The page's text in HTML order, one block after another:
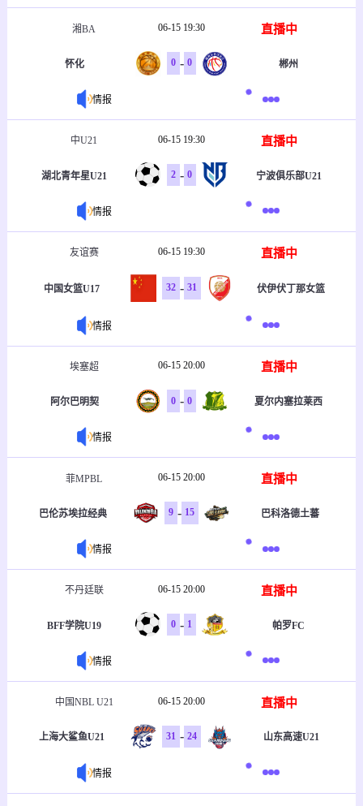
湘BA 06-15 19:30 直播中
怀化 0 - 0 郴州
情报
中U21 06-15 19:30 直播中
湖北青年星U21 2 - 0 宁波俱乐部U21
情报
友谊赛 06-15 19:30 直播中
中国女篮U17 32 - 31 伏伊伏丁那女篮
情报
埃塞超 06-15 20:00 直播中
阿尔巴明契 0 - 0 夏尔内塞拉莱西
情报
菲MPBL 06-15 20:00 直播中
巴伦苏埃拉经典 9 - 15 巴科洛德土蕃
情报
不丹廷联 06-15 20:00 直播中
BFF学院U19 0 - 1 帕罗FC
情报
中国NBL U21 06-15 20:00 直播中
上海大鲨鱼U21 31 - 24 山东高速U21
情报